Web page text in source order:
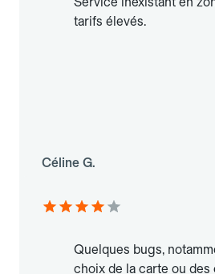
tarifs élevés.
Céline G.
Quelques bugs,
choix de la carte ou des